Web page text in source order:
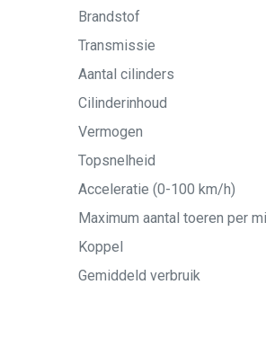
Brandstof
Transmissie
Aantal cilinders
Cilinderinhoud
Vermogen
Topsnelheid
Acceleratie (0-100 km/h)
Maximum aantal toeren per
Koppel
Gemiddeld verbruik